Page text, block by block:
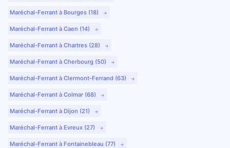
Maréchal-Ferrant à Bourges (18)
Maréchal-Ferrant à Caen (14)
Maréchal-Ferrant à Chartres (28)
Maréchal-Ferrant à Cherbourg (50)
Maréchal-Ferrant à Clermont-Ferrand (63)
Maréchal-Ferrant à Colmar (68)
Maréchal-Ferrant à Dijon (21)
Maréchal-Ferrant à Evreux (27)
Maréchal-Ferrant à Fontainebleau (77)